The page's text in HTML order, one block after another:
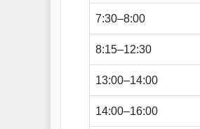
7:30–8:00
8:15–12:30
13:00–14:00
14:00–16:00